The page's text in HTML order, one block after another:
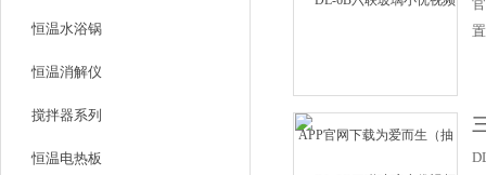
恒温水浴锅
恒温消解仪
搅拌器系列
恒温电热板
消